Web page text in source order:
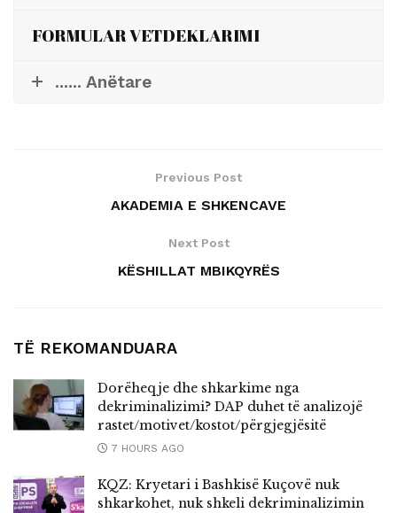
FORMULAR VETDEKLARIMI
...... Anëtare
Previous Post
AKADEMIA E SHKENCAVE
Next Post
KËSHILLAT MBIKQYRËS
TË REKOMANDUARA
Dorëheqje dhe shkarkime nga
dekriminalizimi? DAP duhet të analizojë
rastet/motivet/kostot/përgjegjësitë
7 HOURS AGO
KQZ: Kryetari i Bashkisë Kuçovë nuk
shkarkohet, nuk shkeli dekriminalizimin